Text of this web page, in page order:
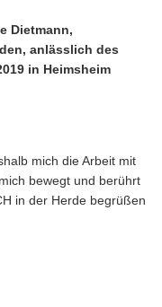
Dietmann,
anlässlich des
in Heimsheim
mich die Arbeit mit
bewegt und berührt
in der Herde begrüßen